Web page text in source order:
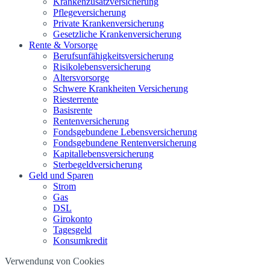
Pflegeversicherung
Private Krankenversicherung
Gesetzliche Krankenversicherung
Rente & Vorsorge
Berufs­unfähigkeitsversicherung
Risikolebensversicherung
Altersvorsorge
Schwere Krankheiten Versicherung
Riesterrente
Basisrente
Rentenversicherung
Fondsgebundene Lebensversicherung
Fondsgebundene Rentenversicherung
Kapitallebensversicherung
Sterbegeldversicherung
Geld und Sparen
Strom
Gas
DSL
Girokonto
Tagesgeld
Konsumkredit
Verwendung von Cookies